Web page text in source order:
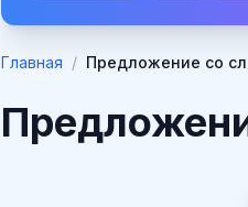
Главная / Предложение со